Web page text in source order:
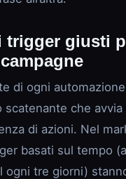
trigger giusti
di ogni automazione
scatenante che avvia
di azioni. Nel
basati sul tempo
ogni tre giorni)